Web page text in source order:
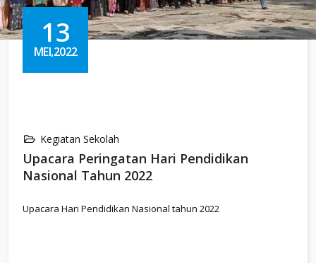
13
MEI,2022
Kegiatan Sekolah
Upacara Peringatan Hari Pendidikan
Nasional Tahun 2022
Upacara Hari Pendidikan Nasional tahun 2022